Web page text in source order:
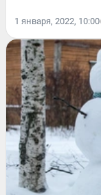
1 января, 2022, 10:00